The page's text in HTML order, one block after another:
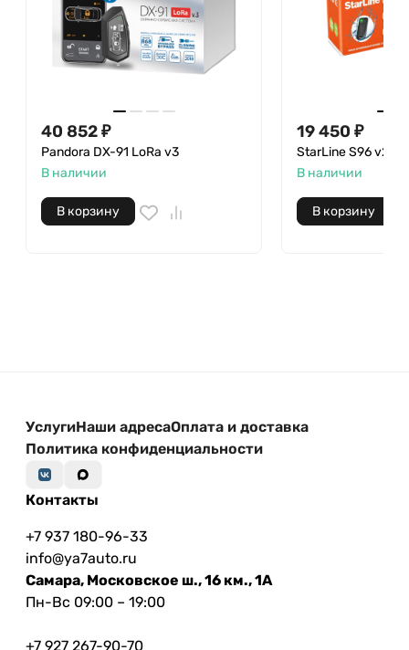
40 852₽
Pandora DX-91 LoRa v3
В наличии
В корзину
19 450 ₽
StarLine S96 v2
В наличии
В корзину
УслугиНаши адресаОплата и доставка
Политика конфиденциальности
Контакты
+7 937 180-96-33
info@ya7auto.ru
Самара, Московское ш., 16 км., 1А
Пн-Вс 09:00 – 19:00
+7 927 267-90-70